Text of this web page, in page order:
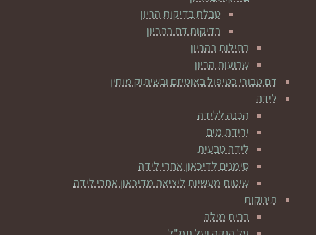
טבלת בדיקות הריון
בדיקות דם בהריון
בחילות בהריון
שבועות הריון
דם טבורי כטיפול באוטיזם ובשיתוק מוחין
לידה
הכנה ללידה
ירידת מים
לידה טבעית
סימנים לדיכאון אחרי לידה
שיטות מעשיות ליציאה מדיכאון אחרי לידה
תינוקות
ברית מילה